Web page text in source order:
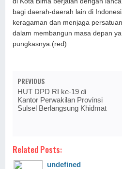
bagi daerah-daerah lain di
keragaman dan menjaga
dalam membangun masa depan
pungkasnya.(red)
PREVIOUS
HUT DPD RI ke-19 di
Kantor Perwakilan Provinsi
Sulsel Berlangsung Khidmat
Related Posts:
undefined